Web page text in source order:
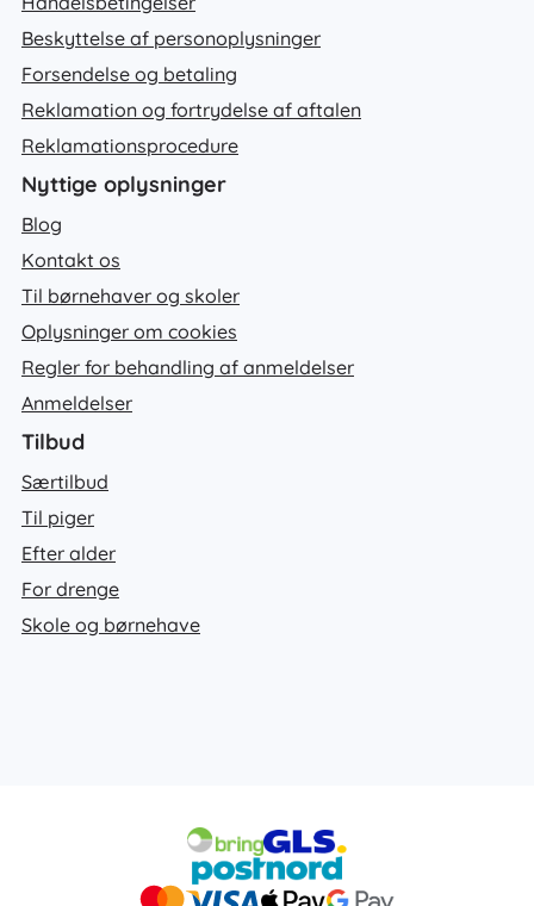
Beskyttelse af personoplysninger
Forsendelse og betaling
Reklamation og fortrydelse af aftalen
Reklamationsprocedure
Nyttige oplysninger
Blog
Kontakt os
Til børnehaver og skoler
Oplysninger om cookies
Regler for behandling af anmeldelser
Anmeldelser
Tilbud
Særtilbud
Til piger
Efter alder
For drenge
Skole og børnehave